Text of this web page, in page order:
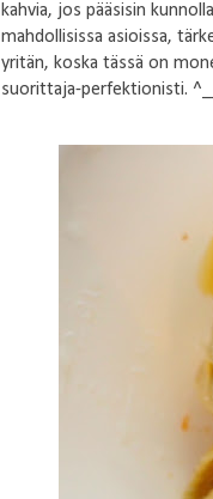
kahvia, jos pääsisin
mahdollisissa asioissa,
yritän, koska tässä on
suorittaja-perfektionisti.